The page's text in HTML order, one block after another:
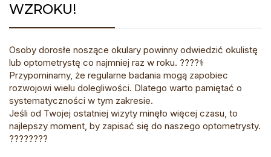
WZROKU!
Osoby dorosłe noszące okulary powinny odwiedzić okulistę
lub optometrystę co najmniej raz w roku. ????‍⚕️
Przypominamy, że regularne badania mogą zapobiec
rozwojowi wielu dolegliwości. Dlatego warto pamiętać o
systematyczności w tym zakresie.
Jeśli od Twojej ostatniej wizyty minęło więcej czasu, to
najlepszy moment, by zapisać się do naszego optometrysty.
????????️